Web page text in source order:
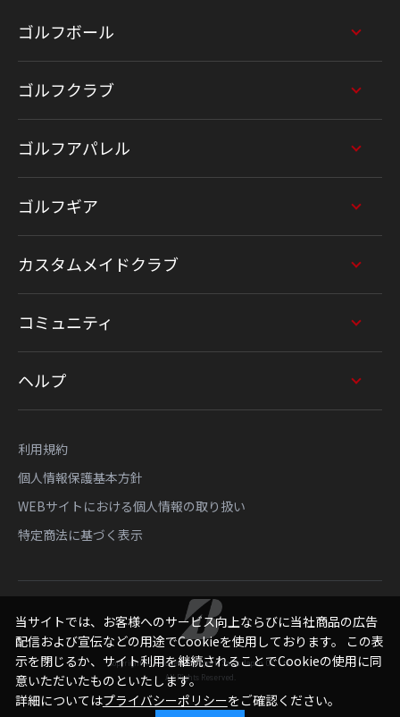
ゴルフボール
ゴルフクラブ
ゴルフアパレル
ゴルフギア
カスタムメイドクラブ
コミュニティ
ヘルプ
利用規約
個人情報保護基本方針
WEBサイトにおける個人情報の取り扱い
特定商法に基づく表示
Copyright © Bridgestone Sports Sales Japan Co., Ltd.
All Rights Reserved.
当サイトでは、お客様へのサービス向上ならびに当社商品の広告
配信および宣伝などの用途でCookieを使用しております。 この表
示を閉じるか、サイト利用を継続されることでCookieの使用に同
意いただいたものといたします。
詳細についてはプライバシーポリシーをご確認ください。